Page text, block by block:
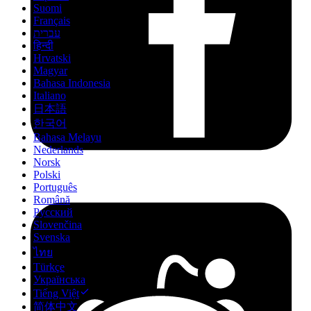
Suomi
Français
עברית
हिन्दी
Hrvatski
Magyar
Bahasa Indonesia
Italiano
日本語
한국어
Bahasa Melayu
Nederlands
Norsk
Polski
Português
Română
Русский
Slovenčina
Svenska
ไทย
Türkçe
Українська
Tiếng Việt
简体中文